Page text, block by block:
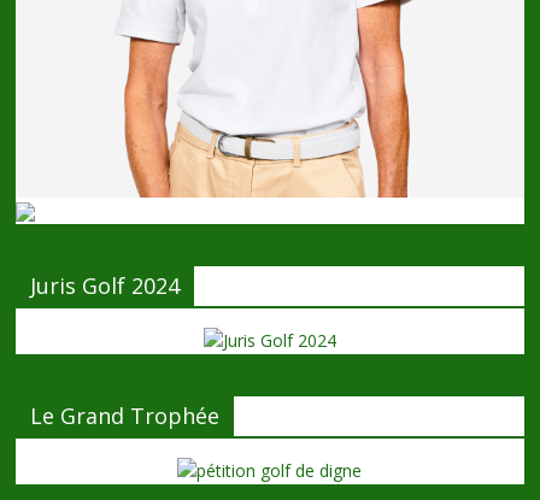
Juris Golf 2024
Le Grand Trophée